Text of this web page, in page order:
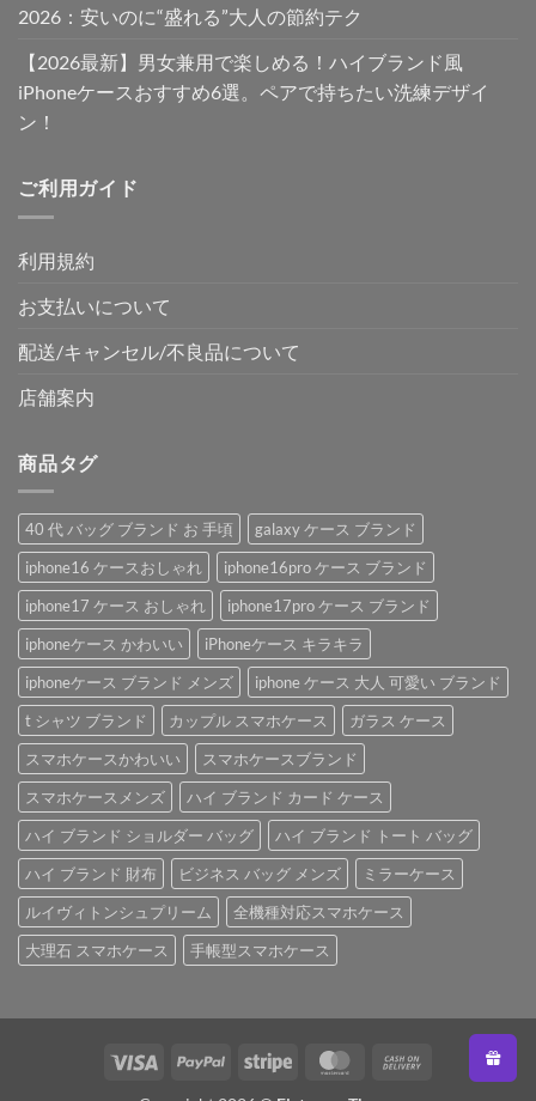
2026：安いのに“盛れる”大人の節約テク
【2026最新】男女兼用で楽しめる！ハイブランド風
iPhoneケースおすすめ6選。ペアで持ちたい洗練デザイ
ン！
ご利用ガイド
利用規約
お支払いについて
配送/キャンセル/不良品について
店舗案内
商品タグ
40 代 バッグ ブランド お 手頃
galaxy ケース ブランド
iphone16 ケースおしゃれ
iphone16pro ケース ブランド
iphone17 ケース おしゃれ
iphone17pro ケース ブランド
iphoneケース かわいい
iPhoneケース キラキラ
iphoneケース ブランド メンズ
iphone ケース 大人 可愛い ブランド
t シャツ ブランド
カップル スマホケース
ガラス ケース
スマホケースかわいい
スマホケースブランド
スマホケースメンズ
ハイ ブランド カード ケース
ハイ ブランド ショルダー バッグ
ハイ ブランド トート バッグ
ハイ ブランド 財布
ビジネス バッグ メンズ
ミラーケース
ルイヴィトンシュプリーム
全機種対応スマホケース
大理石 スマホケース
手帳型スマホケース
Visa PayPal Stripe MasterCard